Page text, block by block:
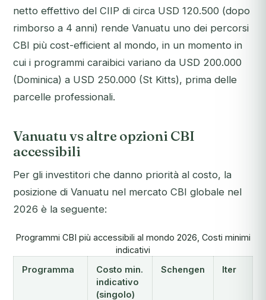
netto effettivo del CIIP di circa USD 120.500 (dopo
rimborso a 4 anni) rende Vanuatu uno dei percorsi
CBI più cost-efficient al mondo, in un momento in
cui i programmi caraibici variano da USD 200.000
(Dominica) a USD 250.000 (St Kitts), prima delle
parcelle professionali.
Vanuatu vs altre opzioni CBI
accessibili
Per gli investitori che danno priorità al costo, la
posizione di Vanuatu nel mercato CBI globale nel
2026 è la seguente:
Programmi CBI più accessibili al mondo 2026, Costi minimi
indicativi
Programma
Costo min.
indicativo
(singolo)
Schengen Iter